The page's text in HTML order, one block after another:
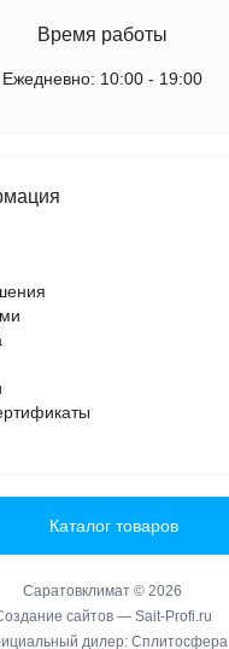
Время работы
Ежедневно: 10:00 - 19:00
Каталог товаров
Саратовклимат © 2026
сайтов — Sait-Profi.ru
дилер: Сплитосфера